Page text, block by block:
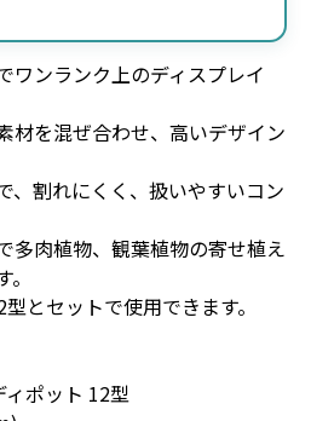
ワンランク上のディスプレイ
材を混ぜ合わせ、高いデザイン
、割れにくく、扱いやすいコン
多肉植物、観葉植物の寄せ植え
とセットで使用できます。
ポット 12型